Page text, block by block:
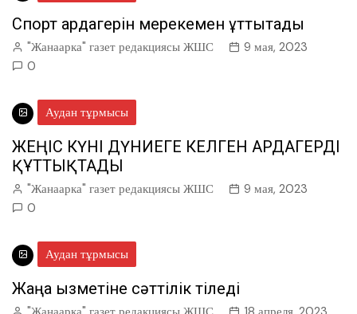
Спорт ардагерін мерекемен құттықтады
"Жанаарка" газет редакциясы ЖШС
9 мая, 2023
0
Аудан тұрмысы
ЖЕҢІС КҮНІ ДҮНИЕГЕ КЕЛГЕН АРДАГЕРДІ
ҚҰТТЫҚТАДЫ
"Жанаарка" газет редакциясы ЖШС
9 мая, 2023
0
Аудан тұрмысы
Жаңа қызметіне сәттілік тіледі